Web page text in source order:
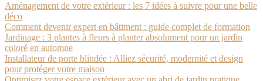
Aménagement de votre extérieur : les 7 idées à suivre pour une belle
déco
Comment devenir expert en bâtiment : guide complet de formation
Jardinage : 3 plantes à fleurs à planter absolument pour un jardin
coloré en automne
Installateur de porte blindée : Alliez sécurité, modernité et design
pour protéger votre maison